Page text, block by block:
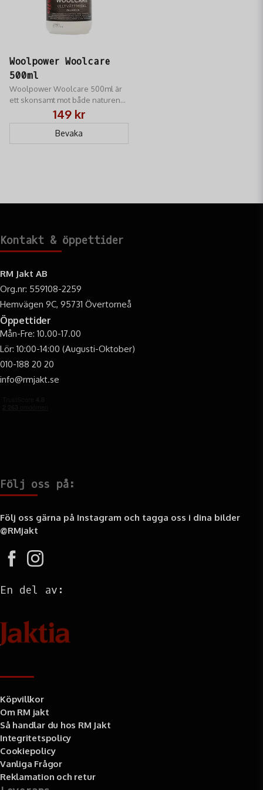
Woolpower Woolcare
500ml
Woolpower Woolcare 500ml är
ett skonsamt mot både naturen
och dina kläder.149 kr
Bevaka
Kontakt & öppettider
RM Jakt AB
Org.nr: 559108-2259
Hemvägen 9C, 95731 Övertorneå
Öppettider
Mån-Fre: 10.00-17.00
Lör: 10:00-14:00 (Augusti-Oktober)
010-188 20 20
info@rmjakt.se
Följ oss på:
Följ oss gärna på Instagram och tagga oss i dina bilder
@RMjakt
En del av:
Köpvillkor
Om RM jakt
Så handlar du hos RM Jakt
Integritetspolicy
Cookiepolicy
Vanliga Frågor
Reklamation och retur